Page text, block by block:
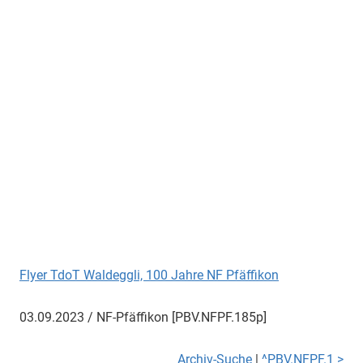
Flyer TdoT Waldeggli, 100 Jahre NF Pfäffikon
03.09.2023 / NF-Pfäffikon [PBV.NFPF.185p]
Archiv-Suche | ^PBV.NFPF.1 >